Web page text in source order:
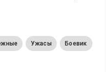
Ужасы Боевик